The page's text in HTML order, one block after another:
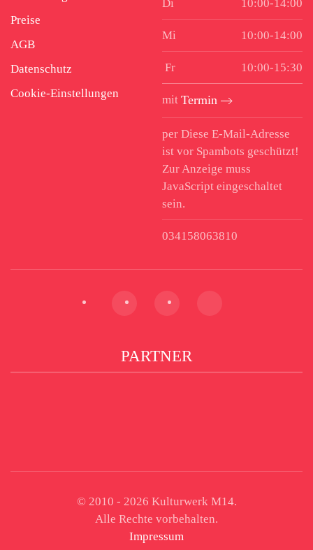
Preise
AGB
Datenschutz
Cookie-Einstellungen
Di 10:00-14:00
Mi 10:00-14:00
Fr 10:00-15:30
mit Termin
per Diese E-Mail-Adresse
ist vor Spambots geschützt!
Zur Anzeige muss
JavaScript eingeschaltet
sein.
034158063810
PARTNER
© 2010 - 2026 Kulturwerk M14.
Alle Rechte vorbehalten.
Impressum